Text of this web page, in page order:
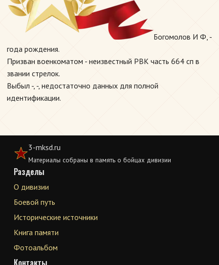
Богомолов И Ф, -
года рождения.
Призван военкоматом - неизвестный РВК часть 664 сп в
звании стрелок.
Выбыл -, -, недостаточно данных для полной
идентификации.
3-mksd.ru
Материалы собраны в память о бойцах дивизии
Разделы
О дивизии
Боевой путь
Исторические источники
Книга памяти
Фотоальбом
Контакты